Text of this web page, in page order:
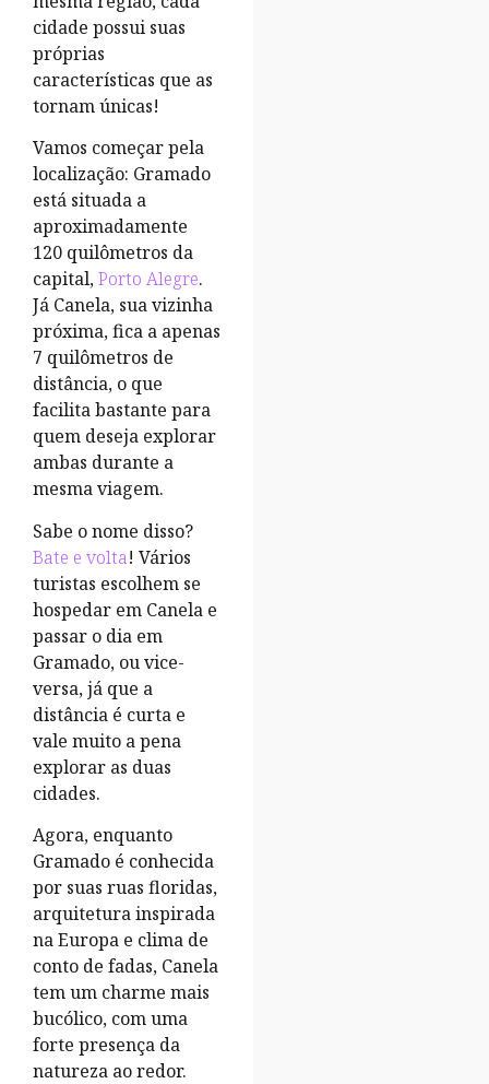
cidade possui suas
próprias
características que as
tornam únicas!
Vamos começar pela
localização: Gramado
está situada a
aproximadamente
120 quilômetros da
capital,Porto Alegre.
Já Canela, sua vizinha
próxima, fica a apenas
7 quilômetros de
distância, o que
facilita bastante para
quem deseja explorar
ambas durante a
mesma viagem.
Sabe o nome disso?
Bate e volta! Vários
turistas escolhem se
hospedar em Canela e
passar o dia em
Gramado, ou vice-
versa, já que a
distância é curta e
vale muito a pena
explorar as duas
cidades.
Agora, enquanto
Gramado é conhecida
por suas ruas floridas,
arquitetura inspirada
na Europa e clima de
conto de fadas, Canela
tem um charme mais
bucólico, com uma
forte presença da
natureza ao redor.